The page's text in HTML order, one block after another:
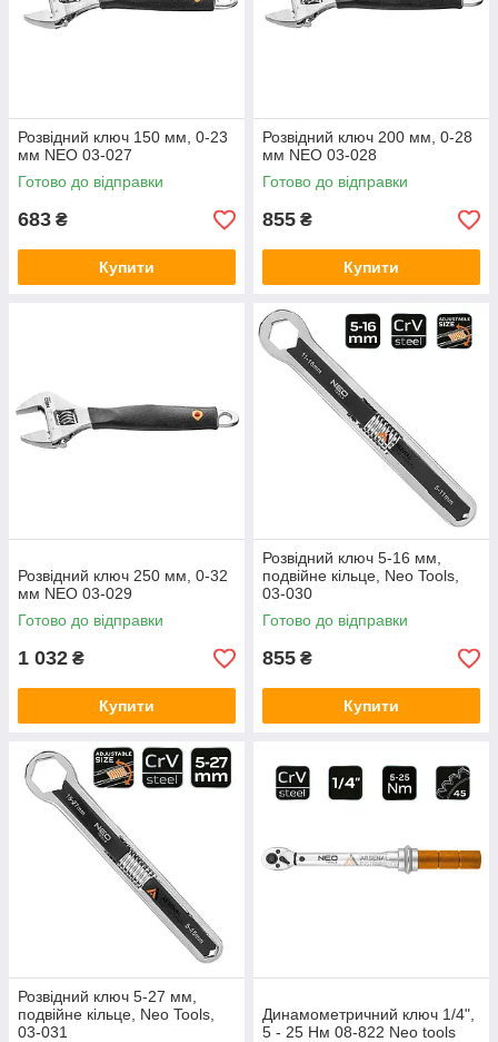
Розвідний ключ 150 мм, 0-23
мм NEO 03-027
Готово до відправки
683 ₴
Купити
Розвідний ключ 200 мм, 0-28
мм NEO 03-028
Готово до відправки
855 ₴
Купити
Розвідний ключ 250 мм, 0-32
мм NEO 03-029
Готово до відправки
1 032 ₴
Купити
Розвідний ключ 5-16 мм,
подвійне кільце, Neo Tools,
03-030
Готово до відправки
855 ₴
Купити
Розвідний ключ 5-27 мм,
подвійне кільце, Neo Tools,
03-031
Динамометричний ключ 1/4",
5 - 25 Нм 08-822 Neo tools